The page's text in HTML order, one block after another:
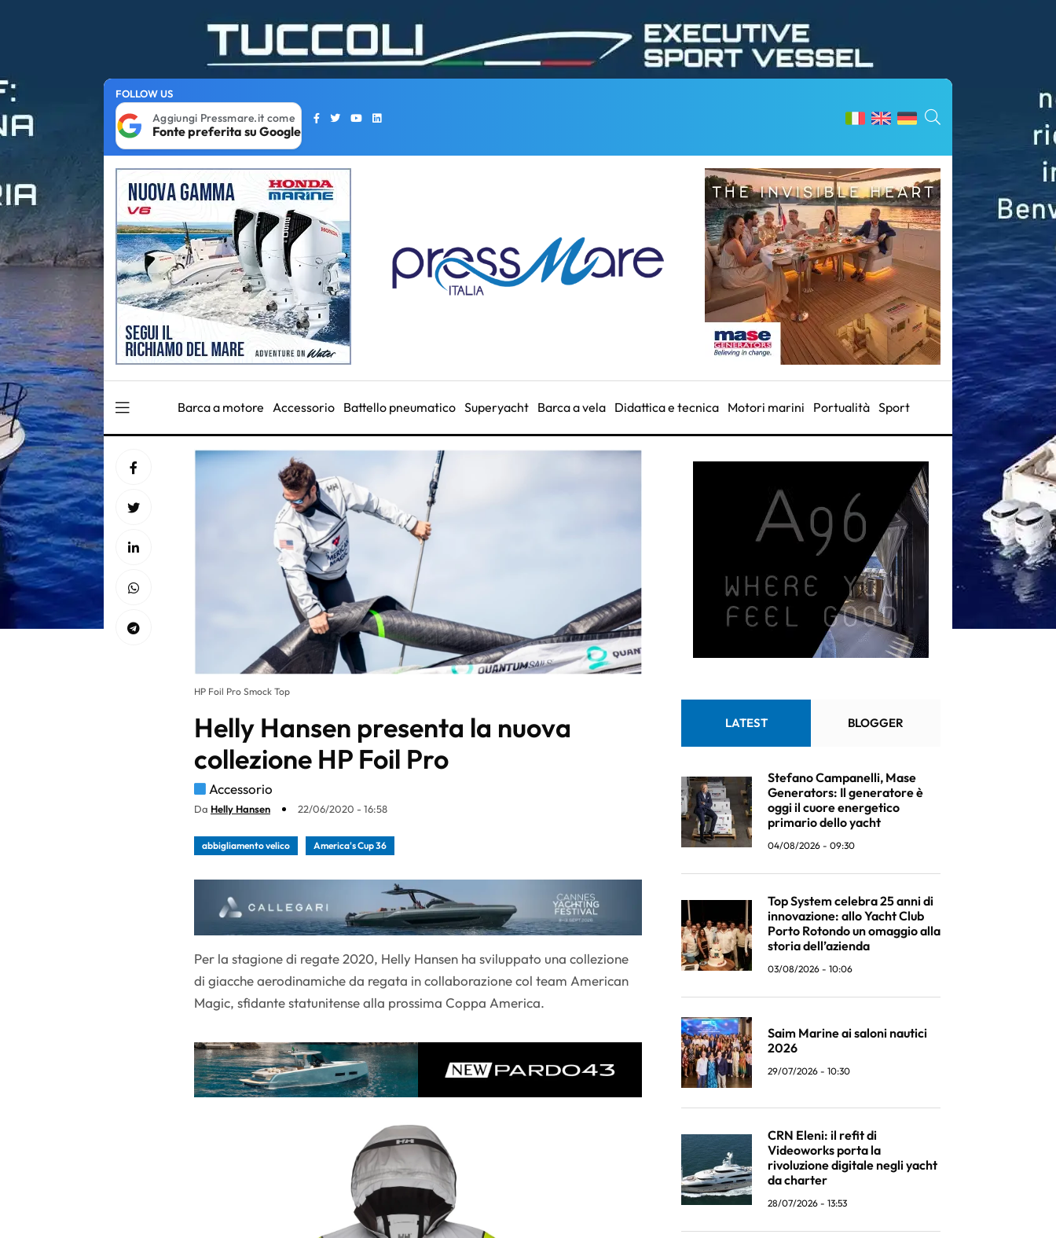
FOLLOW US
Aggiungi Pressmare.it come
Fonte preferita su Google
Barca a motore Accessorio Battello pneumatico Superyacht Barca a vela Didattica e tecnica Motori marini Portualità Sport
HP Foil Pro Smock Top
Helly Hansen presenta la nuova
collezione HP Foil Pro
Accessorio
Da Helly Hansen 22/06/2020 - 16:58
abbigliamento velico America's Cup 36
Per la stagione di regate 2020, Helly Hansen ha sviluppato una collezione
di giacche aerodinamiche da regata in collaborazione col team American
Magic, sfidante statunitense alla prossima Coppa America.
LATEST BLOGGER
Stefano Campanelli, Mase
Generators: Il generatore è
oggi il cuore energetico
primario dello yacht
04/08/2026 - 09:30
Top System celebra 25 anni di
innovazione: allo Yacht Club
Porto Rotondo un omaggio alla
storia dell’azienda
03/08/2026 - 10:06
Saim Marine ai saloni nautici
2026
29/07/2026 - 10:30
CRN Eleni: il refit di
Videoworks porta la
rivoluzione digitale negli yacht
da charter
28/07/2026 - 13:53